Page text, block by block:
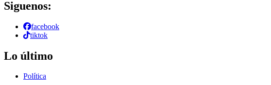
Siguenos:
facebook
tiktok
Lo último
Política